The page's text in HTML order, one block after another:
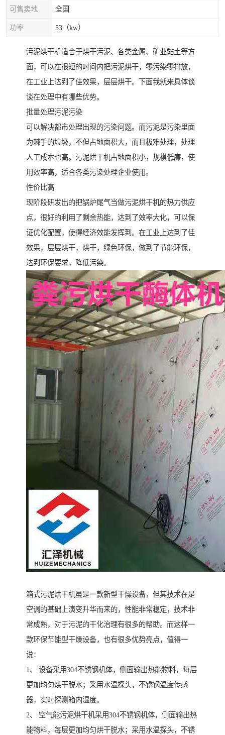
可售卖地 全国
功率 53（kw）
污泥烘干机适合于烘干污泥、各类金属、矿业黏土等方
面，可以在很短的时间内把污泥烘干，零污染零排放，
在工业上达到了佳效果，层层烘干。下面我就来具体谈
谈在处理中有哪些优势。
批量处理污泥污染
可以解决都市处理出现的污染问题。而污泥是污染里面
为棘手的垃圾，不但占地面积大，而且极难处理，处理
人工成本也高。污泥烘干机占地面积小，规模低廉，使
用效率高，适合各类污染处理企业使用。
性价比高
现阶段研发出的把锅炉尾气当做污泥烘干机的热力供应
点，很好的利用了剩余热能，达到了效率大化，可以保
证优化配置，使得经济效能发挥到。在工业上达到了佳
效果，层层烘干，烘干，绿色环保，做到了节能环保，
达到环保要求，降低污染。
箱式污泥烘干机虽是一款新型干燥设备，但其技术在是
空调的基础上演变升华而来的，性能非常稳定，技术非
常成熟，对于污泥的干化治理有很多的帮助。而这样一
款环保节能型干燥设备，也有很多优势亮点，值得一
说：
1、 设备采用304不锈钢机体，侧面输出热能物料，每层
更加均匀烘干脱水；采用水温探头，不锈钢温度传感
器，实时探测箱内湿度。
2、 空气能污泥烘干机采用304不锈钢机体，侧面输出热
能物料，每层更加均匀烘干脱水；采用水温探头，不锈